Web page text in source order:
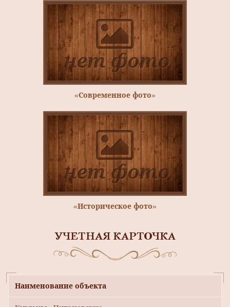
«Современное фото»
«Историческое фото»
УЧЕТНАЯ КАРТОЧКА
Наименование объекта